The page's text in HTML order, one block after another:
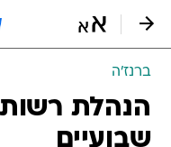
ברנז'ה
הנהלת רשות
שבועיים